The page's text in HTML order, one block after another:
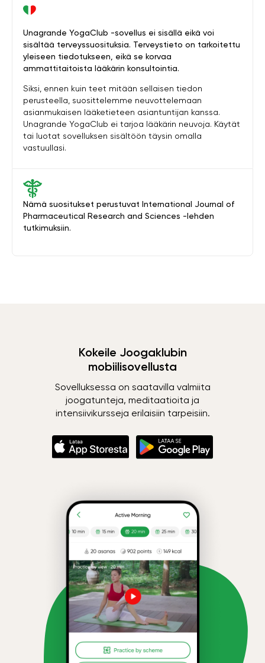
Nämä suositukset perustuvat International Journal of
Pharmaceutical Research and Sciences -lehden
tutkimuksiin.
Unagrande YogaClub -sovellus ei sisällä eikä voi
sisältää terveyssuosituksia. Terveystieto on tarkoitettu
yleiseen tiedotukseen, eikä se korvaa
ammattitaitoista lääkärin konsultointia.
Siksi, ennen kuin teet mitään sellaisen tiedon
perusteella, suosittelemme neuvottelemaan
asianmukaisen lääketieteen asiantuntijan kanssa.
Unagrande YogaClub ei tarjoa lääkärin neuvoja. Käytät
tai luotat sovelluksen sisältöön täysin omalla
vastuullasi.
Kokeile Joogaklubin
mobiilisovellusta
Sovelluksessa on saatavilla valmiita
joogatunteja, meditaatioita ja
intensiivikursseja erilaisiin tarpeisiin.